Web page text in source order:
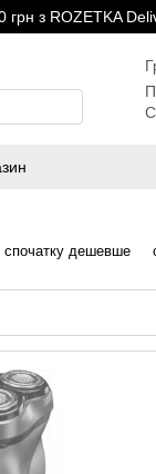
з ROZETKA
спочатку дешевше